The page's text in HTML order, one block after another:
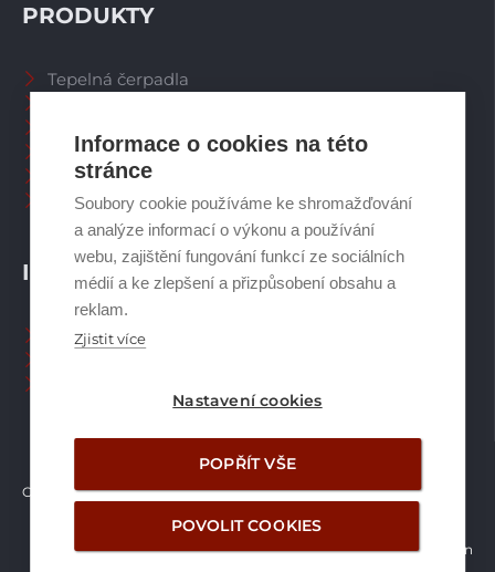
Informace o cookies na této
stránce
Soubory cookie používáme ke shromažďování
a analýze informací o výkonu a používání
webu, zajištění fungování funkcí ze sociálních
médií a ke zlepšení a přizpůsobení obsahu a
reklam.
Zjistit více
Nastavení cookies
POPŘÍT VŠE
POVOLIT COOKIES
INFORMACE
Naši pracovníci CZ
PRODUKTY
Tepelná čerpadla
Spalinové systémy
Plynové kotle
Ostatní příslušenství
Copyright © Brilon a.s. 2026
Vytvořilo studio Žalud Design